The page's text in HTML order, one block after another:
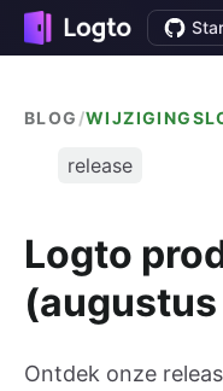
BLOG /
release
Logto
Ontdek onze